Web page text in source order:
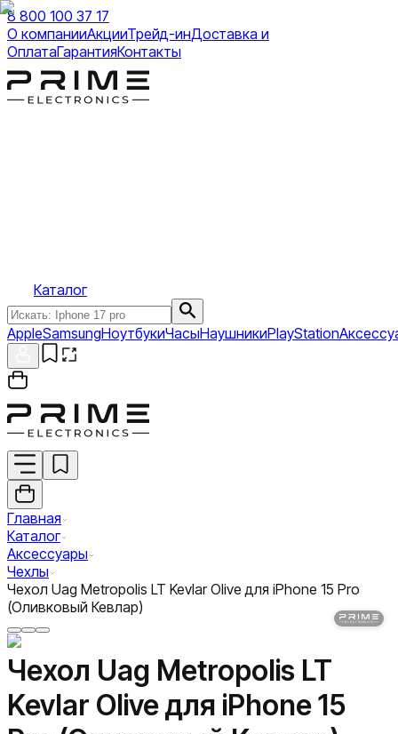
8 800 100 37 17
О компанииАкцииТрейд-инДоставка и
ОплатаГарантияКонтакты
Каталог
AppleSamsungНоутбукиЧасыНаушникиPlayStation
Главная
Каталог
Аксессуары
Чехлы
Чехол Uag Metropolis LT Kevlar Olive для iPhone 15 Pro
(Оливковый Кевлар)
Чехол Uag Metropolis LT
Kevlar Olive для iPhone 15